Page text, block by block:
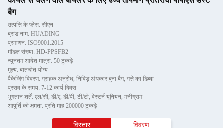
बैग
उत्पत्ति के प्लेस: सीएन
ब्रांड नाम: HUADING
प्रमाणन: ISO9001:2015
मॉडल संख्या: HD-PPSFB2
न्यूनतम आदेश मात्रा: 50 टुकड़े
मूल्य: बातचीत योग्य
पैकेजिंग विवरण: ग्राहक अनुरोध, निविड़ अंधकार बुना बैग, गत्ते का डिब्बा
प्रसव के समय: 7-12 कार्य दिवस
भुगतान शर्तें: एल/सी, डी/ए, डी/पी, टी/टी, वेस्टर्न यूनियन, मनीग्राम
आपूर्ति की क्षमता: प्रति माह 200000 टुकड़े
विस्तार विवरण